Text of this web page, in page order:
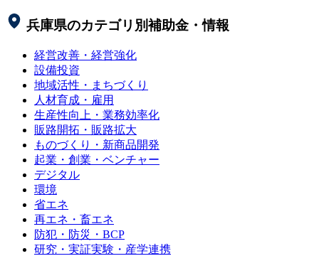
兵庫県のカテゴリ別補助金・情報
経営改善・経営強化
設備投資
地域活性・まちづくり
人材育成・雇用
生産性向上・業務効率化
販路開拓・販路拡大
ものづくり・新商品開発
起業・創業・ベンチャー
デジタル
環境
省エネ
再エネ・畜エネ
防犯・防災・BCP
研究・実証実験・産学連携